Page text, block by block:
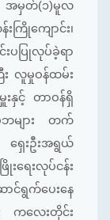
အမှတ်(၁)မူလ
ကျောင်း၊
ပပြုလုပ်ခဲ့ရာ
လူမှုဝန်ထမ်း
းနှင့် တာဝန်ရှိ
မိဘများ တက်
ေးဦးအရွယ်
ရေးလုပ်ငန်း
င်ရွက်ပေးနေ
း ကလေးတိုင်း